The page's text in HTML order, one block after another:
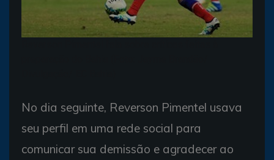
No dia seguinte, Reverson Pimentel usava
seu perfil em uma rede social para
comunicar sua demissão e agradecer ao